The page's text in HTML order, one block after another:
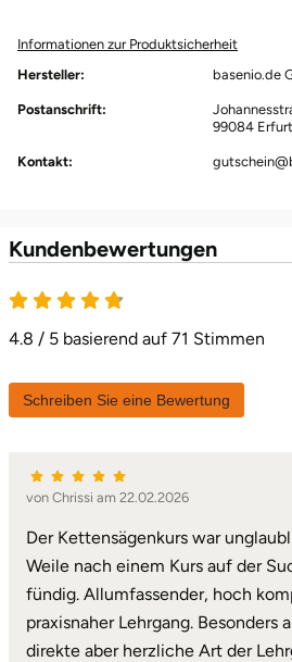
Informationen zur Produktsicherheit
Hersteller:
basenio.de
Postanschrift:
99084 Erfurt
Kontakt:
Kundenbewertungen
4.8 / 5 basierend auf 71 Stimmen
Schreiben Sie eine Bewertung
von Chrissi am 22.02.2026
Der Kettensägenkurs war
Weile nach einem Kurs auf der
fündig. Allumfassender, hoch
praxisnaher Lehrgang. Besonders
direkte aber herzliche Art der
Heldburg
Herzogenaurach
Herzogtum Lauenburg
Horb am Neckar
Jerichower Land
Kamp-Lintfort
Karlsruhe
Kassel